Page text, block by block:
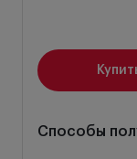
Способы